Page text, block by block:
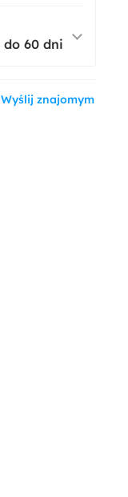
do 60 dni
Wyślij znajomym